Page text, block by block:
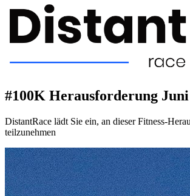
#100K Herausforderung Juni
DistantRace lädt Sie ein, an dieser Fitness-
teilzunehmen